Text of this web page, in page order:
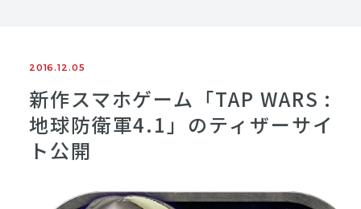
2016.12.05
新作スマホゲーム「TAP WARS :
地球防衛軍4.1」のティザーサイ
ト公開